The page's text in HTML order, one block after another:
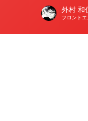
外村 和
フロント